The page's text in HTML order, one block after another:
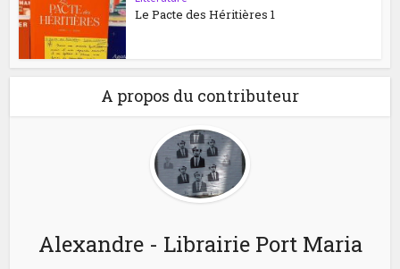
Le Pacte des Héritières 1
A propos du contributeur
Alexandre - Librairie Port Maria